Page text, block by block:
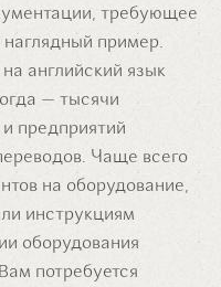
требующее
наглядный пример.
английский язык
— тысячи
предприятий
Чаще всего
на оборудование,
инструкциям
оборудования
потребуется